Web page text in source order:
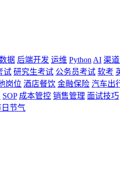
据 后端开发 运维 Python AI 渠
试 研究生考试 公务员考试 软考
岗位 酒店餐饮 金融保险 汽车出
SOP 成本管控 销售管理 面试技巧
节气